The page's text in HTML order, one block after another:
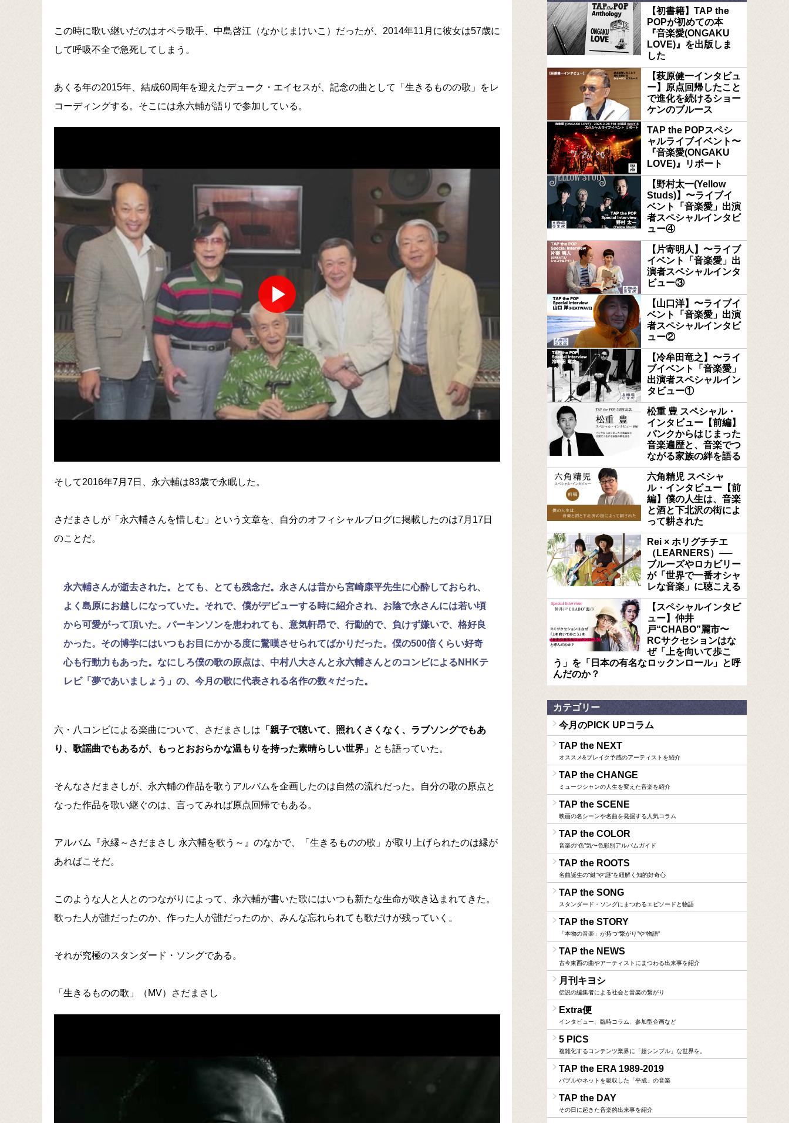
この時に歌い継いだのはオペラ歌手、中島啓江（なかじまけいこ）だったが、2014年11月に彼女は57歳に
して呼吸不全で急死してしまう。
あくる年の2015年、結成60周年を迎えたデューク・エイセスが、記念の曲として「生きるものの歌」をレ
コーディングする。そこには永六輔が語りで参加している。
そして2016年7月7日、永六輔は83歳で永眠した。
さだまさしが「永六輔さんを惜しむ」という文章を、自分のオフィシャルブログに掲載したのは7月17日
のことだ。
永六輔さんが逝去された。とても、とても残念だ。永さんは昔から宮崎康平先生に心酔しておられ、
よく島原にお越しになっていた。それで、僕がデビューする時に紹介され、お陰で永さんには若い頃
から可愛がって頂いた。パーキンソンを患われても、意気軒昂で、行動的で、負けず嫌いで、格好良
かった。その博学にはいつもお目にかかる度に驚嘆させられてばかりだった。僕の500倍くらい好奇
心も行動力もあった。なにしろ僕の歌の原点は、中村八大さんと永六輔さんとのコンビによるNHKテ
レビ「夢であいましょう」の、今月の歌に代表される名作の数々だった。
六・八コンビによる楽曲について、さだまさしは 「親子で聴いて、照れくさくなく、ラブソングでもあ
り、歌謡曲でもあるが、もっとおおらかな温もりを持った素晴らしい世界」 とも語っていた。
そんなさだまさしが、永六輔の作品を歌うアルバムを企画したのは自然の流れだった。自分の歌の原点と
なった作品を歌い継ぐのは、言ってみれば原点回帰でもある。
アルバム『永縁～さだまさし 永六輔を歌う～』のなかで、「生きるものの歌」が取り上げられたのは縁が
あればこそだ。
このような人と人とのつながりによって、永六輔が書いた歌にはいつも新たな生命が吹き込まれてきた。
歌った人が誰だったのか、作った人が誰だったのか、みんな忘れられても歌だけが残っていく。
それが究極のスタンダード・ソングである。
「生きるものの歌」（MV）さだまさし
【初書籍】TAP the
POPが初めての本
『音楽愛(ONGAKU
LOVE)』を出版しま
した
【萩原健一インタビュ
ー】原点回帰したこと
で進化を続けるショー
ケンのブルース
TAP the POPスペシ
ャルライブイベント〜
『音楽愛(ONGAKU
LOVE)』リポート
【野村太一(Yellow
Studs)】〜ライブイ
ベント「音楽愛」出演
者スペシャルインタビ
ュー④
【片寄明人】〜ライブ
イベント「音楽愛」出
演者スペシャルインタ
ビュー③
【山口洋】〜ライブイ
ベント「音楽愛」出演
者スペシャルインタビ
ュー②
【冷牟田竜之】〜ライ
ブイベント「音楽愛」
出演者スペシャルイン
タビュー①
松重 豊 スペシャル・
インタビュー【前編】
パンクからはじまった
音楽遍歴と、音楽でつ
ながる家族の絆を語る
六角精児 スペシャ
ル・インタビュー【前
編】僕の人生は、音楽
と酒と下北沢の街によ
って耕された
Rei × ホリグチチエ
（LEARNERS）──
ブルーズやロカビリー
が「世界で一番オシャ
レな音楽」に聴こえる
【スペシャルインタビ
ュー】仲井
戸“CHABO”麗市〜
RCサクセションはな
ぜ「上を向いて歩こ
う」を「日本の有名なロックンロール」と呼
んだのか？
カテゴリー
今月のPICK UPコラム
TAP the NEXT
オススメ&ブレイク予感のアーティストを紹介
TAP the CHANGE
ミュージシャンの人生を変えた音楽を紹介
TAP the SCENE
映画の名シーンや名曲を発掘する人気コラム
TAP the COLOR
音楽の“色”気〜色彩別アルバムガイド
TAP the ROOTS
名曲誕生の“鍵”や“謎”を紐解く知的好奇心
TAP the SONG
スタンダード・ソングにまつわるエピソードと物語
TAP the STORY
「本物の音楽」が持つ“繋がり”や“物語”
TAP the NEWS
古今東西の曲やアーティストにまつわる出来事を紹介
月刊キヨシ
伝説の編集者による社会と音楽の繋がり
Extra便
インタビュー、臨時コラム、参加型企画など
5 PICS
複雑化するコンテンツ業界に「超シンプル」な世界を。
TAP the ERA 1989-2019
バブルやネットを吸収した「平成」の音楽
TAP the DAY
その日に起きた音楽的出来事を紹介